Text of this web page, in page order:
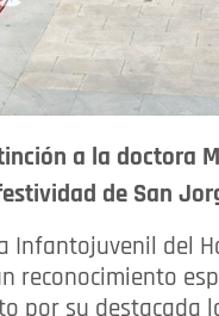
a la doctora
de San
Infantojuvenil del
reconocimiento
por su destacada